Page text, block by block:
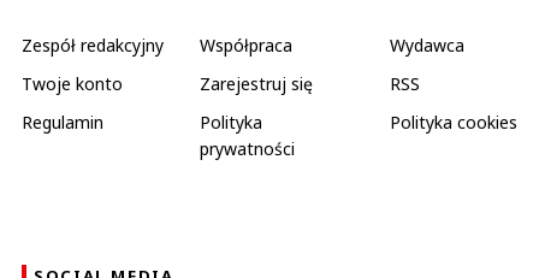
Zespół redakcyjny Współpraca
Wydawca
Twoje konto
Zarejestruj się
RSS
Regulamin
Polityka
prywatności
Polityka cookies